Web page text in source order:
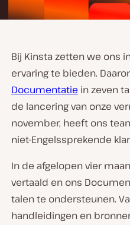
Bij Kinsta zetten we ons
ervaring te bieden.
Documentatie in zeven
de lancering van onze
november, heeft ons
niet-Engelssprekende
In de afgelopen vier
vertaald en ons
talen te ondersteunen.
handleidingen en